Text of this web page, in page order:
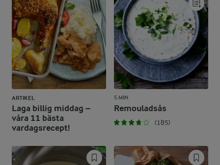
ARTIKEL
Laga billig middag –
våra 11 bästa
vardagsrecept!
5 MIN
Remouladsås
(185)